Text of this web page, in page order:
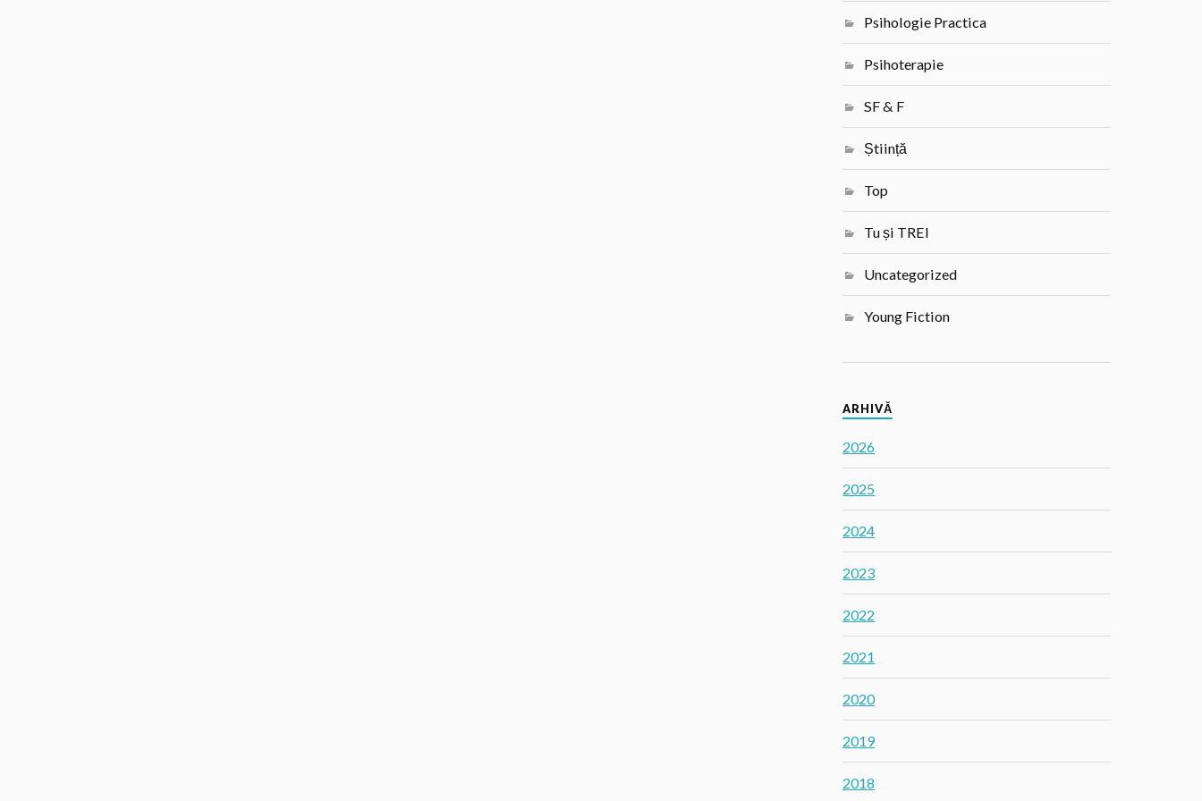
Psihologie Practica
Psihoterapie
SF & F
Știință
Top
Tu și TREI
Uncategorized
Young Fiction
ARHIVĂ
2026
2025
2024
2023
2022
2021
2020
2019
2018